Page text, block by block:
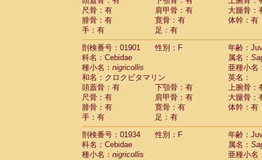
Cebidae Saimiri boliviensis
Cebidae Saimiri sciureus
Atelidae Alouatta caraya
AtelidaeAlouatta fusca
AtelidaeAlouatta seniculus
Atelidae
AtelidaeAteles belzebuth
Atelidae Ateles geoffroyi
Atelidae Ateles paniscus
Atelidae Atelesspp.
Atelidae Lagothrix lagothricha
AtelidaeLagothrix lagothricha cana(0)
Pitheciidae
Cacajao calvus
Pitheciidae
Callicebus cupreus(2)
Pitheciidae Callicebus donacophilus(0)
尺骨：有
肩甲骨：有
大腿骨：
腓骨：有
寛骨：有
体幹：有
手：有
足：有
剖検番号：01901
性別：F
年齢：
科名：Cebidae
属名：
種小名： nigricollis
亜種小名
和名：クロクビタマリン
英名：
頭蓋骨：有
下顎骨：有
上腕骨：
尺骨：有
肩甲骨：有
大腿骨：
腓骨：有
寛骨：有
体幹：有
手：有
足：有
剖検番号：01934
性別：F
年齢：
科名：Cebidae
属名：
種小名： nigricollis
亜種小名